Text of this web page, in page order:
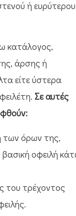
ή ευρύτερου
κατάλογος,
άρσης ή
είτε ύστερα
Σε αυτές
των όρων της,
οφειλή
του τρέχοντος